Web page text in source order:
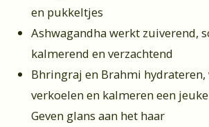
en pukkeltjes
Ashwagandha werkt zuiverend,
kalmerend en verzachtend
Bhringraj en Brahmi hydrateren,
verkoelen en kalmeren een
Geven glans aan het haar